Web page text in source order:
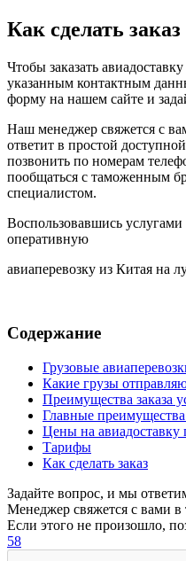
Как сделать заказ
Чтобы заказать
указанным контактным
форму на нашем сайте и
Наш менеджер свяжется с
ответит в простой
позвонить по номерам
пообщаться с таможенным
специалистом.
Воспользовавшись
оперативную
авиаперевозку из Китая на
Содержание
Грузовые
Какие грузы
Преимущества заказа
Главные
Цены на авиадоставку
Тарифы
Как сделать заказ
Задайте вопрос, и мы
Менеджер свяжется с вами в
Если этого не произошло,
58